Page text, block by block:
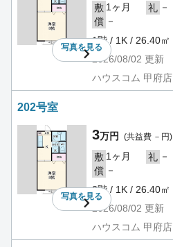
写真を見る
敷 1ヶ月 礼 －
償 －
1階 / 1K / 26.40㎡
2026/08/02 更新
ハウスコム 甲府店
202号室
写真を見る
3万円 (共益費 －円)
敷 1ヶ月 礼 －
償 －
2階 / 1K / 26.40㎡
2026/08/02 更新
ハウスコム 甲府店